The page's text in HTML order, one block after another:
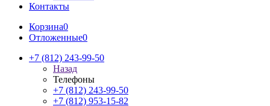
Контакты
Корзина0
Отложенные0
+7 (812) 243-99-50
Назад
Телефоны
+7 (812) 243-99-50
+7 (812) 953-15-82